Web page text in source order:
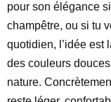
pour son élégance
champêtre, ou si tu
quotidien, l’idée est
des couleurs
nature.